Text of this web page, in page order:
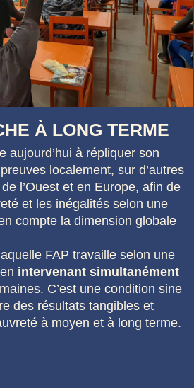
À LONG TERME
aujourd’hui à répliquer son
localement, sur d’autres
l’Ouest et en Europe, afin de
et les inégalités selon une
compte la dimension globale
FAP travaille selon une
intervenant simultanément
C’est une condition sine
des résultats tangibles et
à moyen et à long terme.